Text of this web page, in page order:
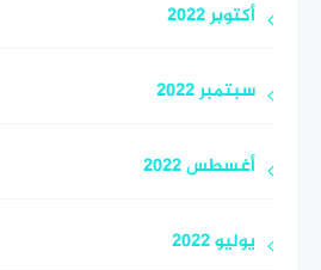
أكتوبر 2022
سبتمبر 2022
أغسطس 2022
يوليو 2022